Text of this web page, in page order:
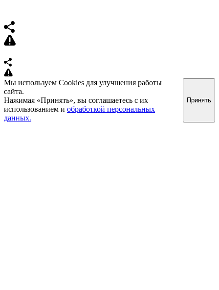
Мы используем Cookies для улучшения работы
сайта.
Нажимая «Принять», вы соглашаетесь с их
использованием и обработкой персональных
данных.
Принять